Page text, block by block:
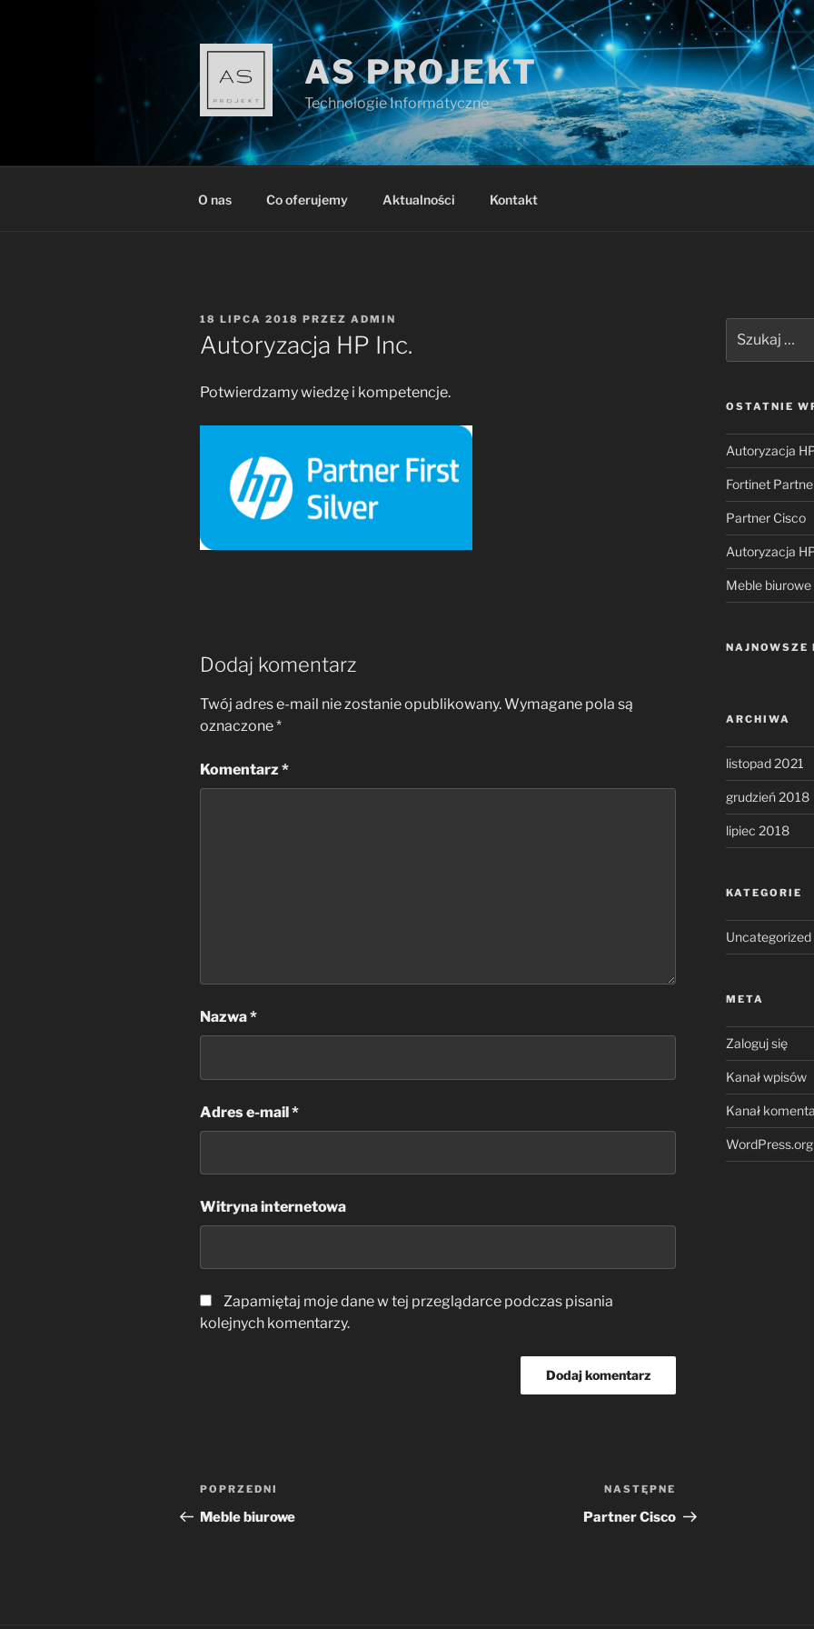
AS PROJEKT
Technologie Informatyczne
O nas Co oferujemy Aktualności Kontakt
OPUBLIKOWANE
W
18 LIPCA 2018 PRZEZ ADMIN
Autoryzacja HP Inc.
Potwierdzamy wiedzę i kompetencje.
Dodaj komentarz
Twój adres e-mail nie zostanie opublikowany.Wymagane pola są
oznaczone*
Komentarz *
Nazwa*
Adres e-mail*
Witryna internetowa
Zapamiętaj moje dane w tej przeglądarce podczas pisania
kolejnych komentarzy.
Nawigacja
wpisu
Poprzedni
wpis
POPRZEDNI
Meble biurowe
wpis
NASTĘPNE
Partner Cisco
OSTATNIE
Autoryzacja
Fortinet
Partner Cisco
Autoryzacja
Meble biurowe
NAJNOWSZE
ARCHIWA
listopad 2021
grudzień 2018
lipiec 2018
KATEGORIE
Uncategorized
META
Zaloguj się
Kanał wpisów
Kanał
WordPress.org